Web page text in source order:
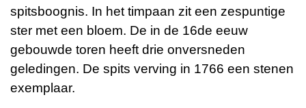
spitsboognis. In het timpaan zit een zespuntige
ster met een bloem. De in de 16de eeuw
gebouwde toren heeft drie onversneden
geledingen. De spits verving in 1766 een stenen
exemplaar.